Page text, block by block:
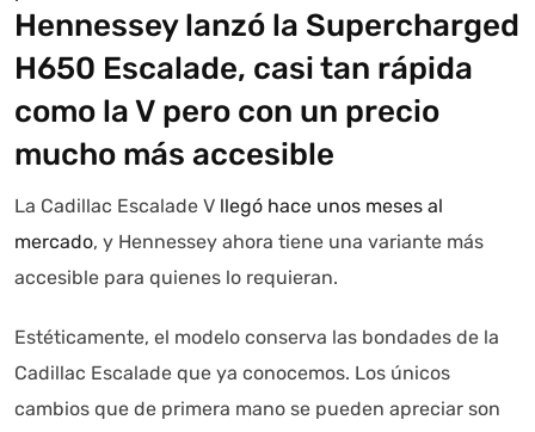
Hennessey lanzó la Supercharged
H650 Escalade, casi tan rápida
como la V pero con un precio
mucho más accesible
La Cadillac Escalade V llegó hace unos meses al
mercado, y Hennessey ahora tiene una variante más
accesible para quienes lo requieran.
Estéticamente, el modelo conserva las bondades de la
Cadillac Escalade que ya conocemos. Los únicos
cambios que de primera mano se pueden apreciar son
Autoanalítica IA Agente Inteligente